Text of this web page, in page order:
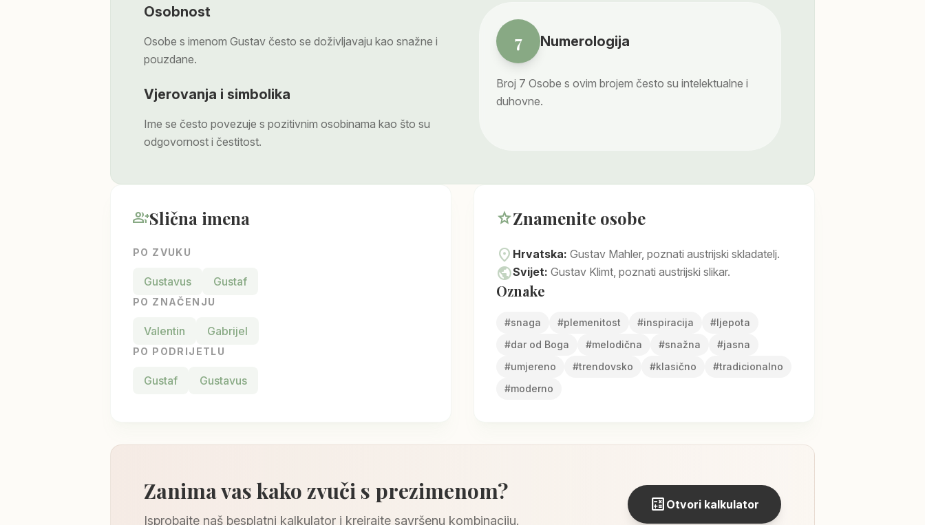
Osobnost
Osobe s imenom Gustav često se doživljavaju kao snažne i
pouzdane.
Vjerovanja i simbolika
Ime se često povezuje s pozitivnim osobinama kao što su
odgovornost i čestitost.
7 Numerologija
Broj 7 Osobe s ovim brojem često su intelektualne i
duhovne.
group_addSlična imena
PO ZVUKU
Gustavus Gustaf
PO ZNAČENJU
Valentin Gabrijel
PO PODRIJETLU
Gustaf Gustavus
starZnamenite osobe
location_on Hrvatska: Gustav Mahler, poznati austrijski skladatelj.
publicSvijet: Gustav Klimt, poznati austrijski slikar.
Oznake
#snaga #plemenitost #inspiracija #ljepota
#dar od Boga #melodična #snažna #jasna
#umjereno #trendovsko #klasično #tradicionalno
#moderno
Zanima vas kako zvuči s prezimenom?
Isprobajte naš besplatni kalkulator i kreirajte savršenu kombinaciju.
calculate Otvori kalkulator